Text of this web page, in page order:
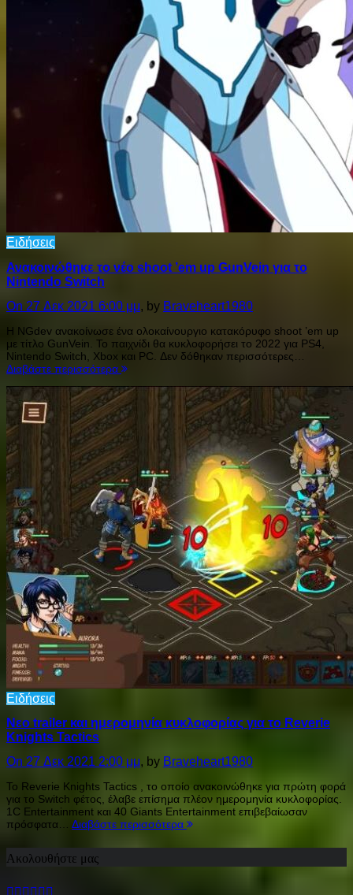
Ειδήσεις
Ανακοινώθηκε το νέο shoot ’em up GunVein για το
Nintendo Switch
On 27 Δεκ 2021 6:00 μμ, by Braveheart1980
Η NGdev ανακοίνωσε ένα ολοκαίνουργιο κατακόρυφο shoot ’em up
με τίτλο GunVein. Το παιχνίδι θα κυκλοφορήσει το 2022 για PS4,
Nintendo Switch, Xbox και PC. Δεν δόθηκαν περισσότερες…
Διαβάστε περισσότερα
Ειδήσεις
Νεο trailer και ημερομηνία κυκλοφορίας για το Reverie
Knights Tactics
On 27 Δεκ 2021 2:00 μμ, by Braveheart1980
Το Reverie Knights Tactics , το οποίο ανακοινώθηκε για πρώτη φορά
για το Switch φέτος, έλαβε επίσημα πλέον ημερομηνία κυκλοφορίας.
1C Entertainment και 40 Giants Entertainment επιβεβαίωσαν
πρόσφατα… Διαβάστε περισσότερα
Ακολουθήστε μας